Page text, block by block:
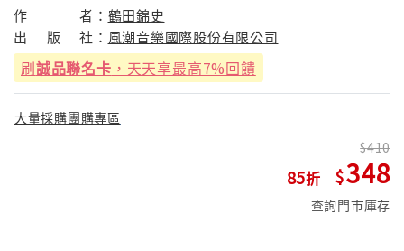
作 者： 鶴田錦史
出
版 社： 風潮音樂國際股份有限公司
刷誠品聯名卡 ，天天享最高7%回饋
大量採購團購專區
85
410
348
查詢門市庫存